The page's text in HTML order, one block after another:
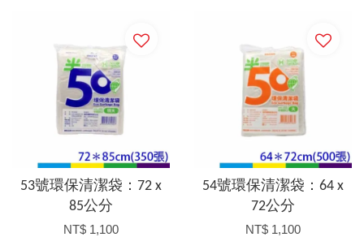
53號環保清潔袋：72 x
85公分
NT$ 1,100
54號環保清潔袋：64 x
72公分
NT$ 1,100